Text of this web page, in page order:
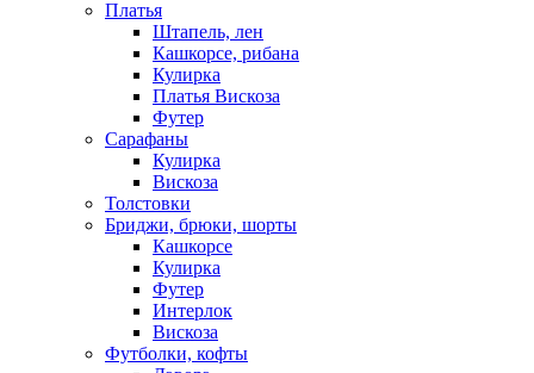
Платья
Штапель, лен
Кашкорсе, рибана
Кулирка
Платья Вискоза
Футер
Сарафаны
Кулирка
Вискоза
Толстовки
Бриджи, брюки, шорты
Кашкорсе
Кулирка
Футер
Интерлок
Вискоза
Футболки, кофты